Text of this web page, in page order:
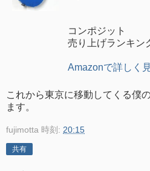
コンポジット
売り上げランキン
Amazonで詳しく
これから東京に移動してくる僕
ます。
fujimotta 時刻: 20:15
共有